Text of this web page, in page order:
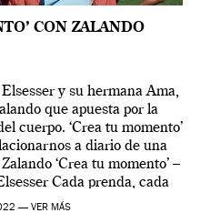
CON ZALANDO
y su hermana Ama,
que apuesta por la
cuerpo. ‘Crea tu momento’
a diario de una
‘Crea tu momento’ –
Cada prenda, cada
caracteriza […]
— VER MÁS